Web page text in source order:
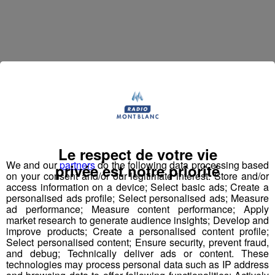
Jean-François Michelin est un
commencé par travailler en station de skis. Il a ensuite
Hackett, en Normandie, à Bali et en Nouvelle Zélande,
avec plus de70 000 sautsà son actif. Il a eu l'idée d'un
tremplin de saut à l'élastiquerévolutionnaire en 2008
et a créé leBun J Rideen 2009.
Bun J Quoi ?
Le nomBun J Rideest inspiré de la prononciation
anglaise dusaut à l'élastique("bungee" ou "bungy")
auquel s'ajoute le "ride" du mouvement et de la liberté,
We and ourpartnersdo the following data processing based
on your consent and/or our legitimate interest: Store and/or
access information on a device; Select basic ads; Create a
personalised ads profile; Select personalised ads; Measure
ad performance; Measure content performance; Apply
market research to generate audience insights; Develop and
improve products; Create a personalised content profile;
Select personalised content; Ensure security, prevent fraud,
and debug; Technically deliver ads or content. These
technologies may process personal data such as IP address
Le respect de votre vie
privée est notre priorité